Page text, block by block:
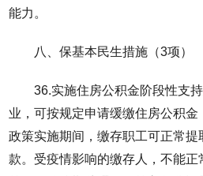
能力。
八、保基本民生措施（3项）
36.实施住房公积金阶段性支
业，可按规定申请缓缴住房公积
政策实施期间，缴存职工可正常
款。受疫情影响的缴存人，不能正